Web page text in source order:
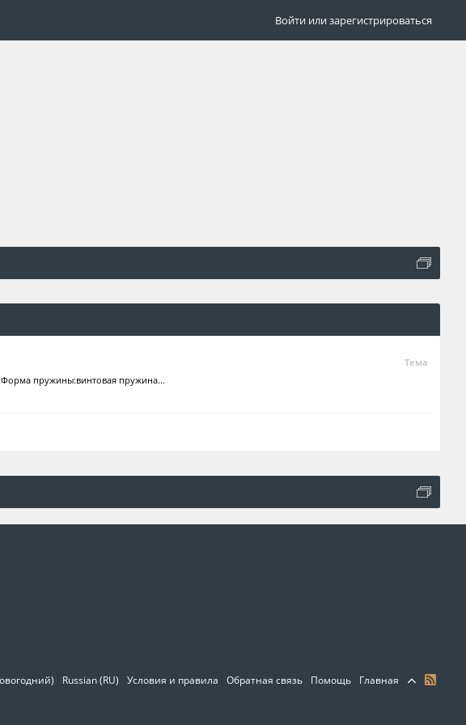
Тема
Форма пружины:винтовая пружина...
Войти или зарегистрироваться
Russian (RU) Условия и правила Обратная связь Помощь Главная